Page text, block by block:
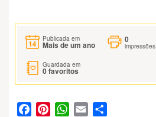
Publicada em
Mais de um ano
0
impressões
Guardada em
0favoritos
FacebookPinterestWhatsApp
Email